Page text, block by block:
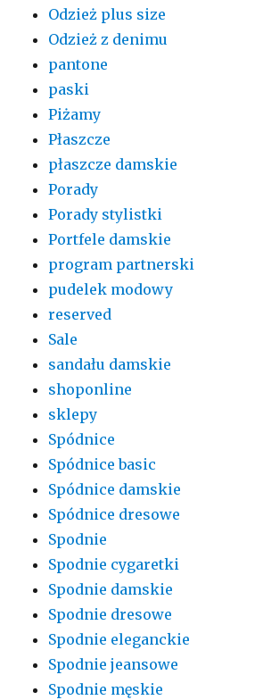
Odzież plus size
Odzież z denimu
pantone
paski
Piżamy
Płaszcze
płaszcze damskie
Porady
Porady stylistki
Portfele damskie
program partnerski
pudelek modowy
reserved
Sale
sandału damskie
shoponline
sklepy
Spódnice
Spódnice basic
Spódnice damskie
Spódnice dresowe
Spodnie
Spodnie cygaretki
Spodnie damskie
Spodnie dresowe
Spodnie eleganckie
Spodnie jeansowe
Spodnie męskie